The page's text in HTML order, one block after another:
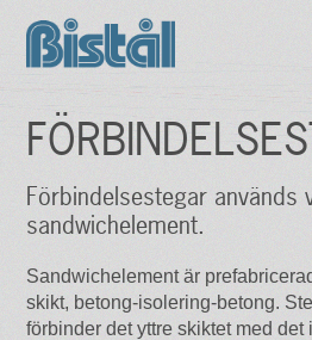
Förbindelsestegar används
sandwichelement.
Sandwichelement är
skikt, betong-isolering-betong.
förbinder det yttre skiktet med